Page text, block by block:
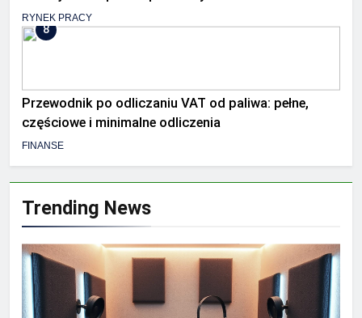
RYNEK PRACY
8
Przewodnik po odliczaniu VAT od paliwa: pełne,
częściowe i minimalne odliczenia
FINANSE
Trending News